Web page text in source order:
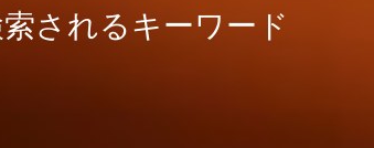
されるキーワード